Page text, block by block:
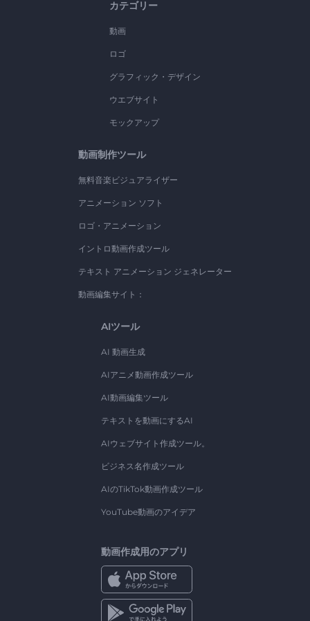
カテゴリー
動画
ロゴ
グラフィック・デザイン
ウエブサイト
モックアップ
動画制作ツール
無料音楽ビジュアライザー
アニメーション ソフト
ロゴ・アニメーション
イントロ動画作成ツール
テキスト アニメーション ジェネレーター
動画編集サイト：
AIツール
AI 動画生成
AIアニメ動画作成ツール
AI動画編集ツール
テキストを動画にするAI
AIウェブサイト作成ツール。
ビジネス名作成ツール
AIのTikTok動画作成ツール
YouTube動画のアイデア
動画作成用のアプリ